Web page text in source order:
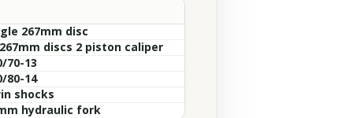
267mm disc
discs 2 piston caliper
70-13
80-14
shocks
hydraulic fork